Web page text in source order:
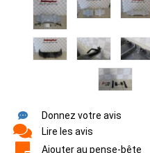
Donnez votre avis
Lire les avis
Ajouter au pense-bête